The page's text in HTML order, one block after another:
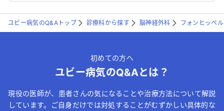
ユビー病気のQ&Aトップ 診療科から探す 脳神経外科 フォンヒッペ
初めての方へ
ユビー病気のQ&Aとは？
現役の医師が、患者さんの気になることや治療方法について解説
しています。ご自身だけでは対処することがむずかしい具体的な